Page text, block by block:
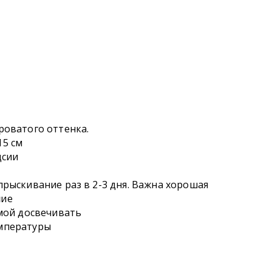
оттенка.
см
раз в 2-3 дня. Важна хорошая
досвечивать